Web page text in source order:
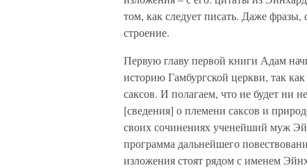
том, как следует писать. Даже
строение.
Первую главу первой книги Адам
историю Гамбургской церкви, так
саксов. И полагаем, что не будет ни
[сведения] о племени саксов и
своих сочинениях ученейший муж
программа дальнейшего
изложения стоят рядом с именем